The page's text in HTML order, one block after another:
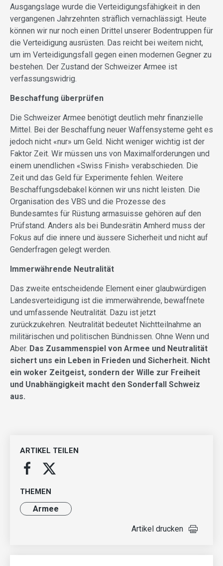
Ausgangslage wurde die Verteidigungsfähigkeit in den
vergangenen Jahrzehnten sträflich vernachlässigt. Heute
können wir nur noch einen Drittel unserer Bodentruppen für
die Verteidigung ausrüsten. Das reicht bei weitem nicht,
um im Verteidigungsfall gegen einen modernen Gegner zu
bestehen. Der Zustand der Schweizer Armee ist
verfassungs­widrig.
Beschaffung überprüfen
Die Schweizer Armee benötigt deutlich mehr finanzielle
Mittel. Bei der Beschaffung neuer Waffensysteme geht es
jedoch nicht «nur» um Geld. Nicht weniger wichtig ist der
Faktor Zeit. Wir müssen uns von Maximalforderungen und
einem unendlichen «Swiss Finish» verabschieden. Die
Zeit und das Geld für Experimente fehlen. Weitere
Beschaffungsdebakel können wir uns nicht leisten. Die
Organisation des VBS und die Prozesse des
Bundesamtes für Rüstung armasuisse gehören auf den
Prüfstand. Anders als bei Bundesrätin Amherd muss der
Fokus auf die innere und äussere Sicherheit und nicht auf
Genderfragen gelegt werden.
Immerwährende Neutralität
Das zweite entscheidende Element einer glaubwürdigen
Landesverteidigung ist die immerwährende, bewaffnete
und umfassende Neutralität. Dazu ist jetzt
zurückzukehren. Neutralität bedeutet Nichtteilnahme an
militärischen und politischen Bündnissen. Ohne Wenn und
Aber. Das Zusammenspiel von Armee und Neutralität
sichert uns ein Leben in Frieden und Sicherheit. Nicht
ein woker Zeitgeist, sondern der Wille zur Freiheit
und Unabhängigkeit macht den Sonderfall Schweiz
aus.
ARTIKEL TEILEN
THEMEN
Armee
Artikel drucken